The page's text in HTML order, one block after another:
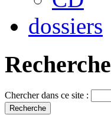
dossiers
Recherche
Chercher dans ce site :